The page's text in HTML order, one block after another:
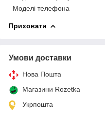
Моделі телефона
Приховати
Умови доставки
Нова Пошта
Магазини Rozetka
Укрпошта